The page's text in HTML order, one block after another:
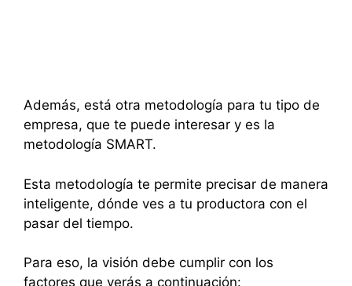
Además, está otra metodología para tu tipo de
empresa, que te puede interesar y es la
metodología SMART.
Esta metodología te permite precisar de manera
inteligente, dónde ves a tu productora con el
pasar del tiempo.
Para eso, la visión debe cumplir con los
factores que verás a continuación: